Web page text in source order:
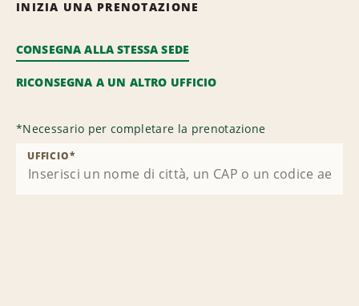
INIZIA UNA PRENOTAZIONE
CONSEGNA ALLA STESSA SEDE
RICONSEGNA A UN ALTRO UFFICIO
*Necessario per completare la prenotazione
UFFICIO*